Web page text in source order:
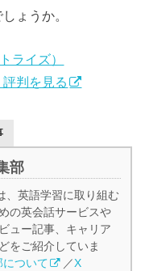
ょうか。
ライズ）
評判を見る
部
、英語学習に取り組む
の英会話サービスや
ュー記事、キャリア
をご紹介していま
ついて ／X